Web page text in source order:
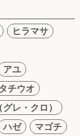
ヒラマサ
アユ
タチウオ
レ・クロ）
ハゼ
マゴチ